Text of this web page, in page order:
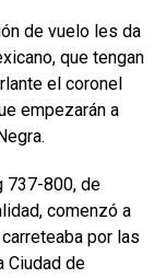
de vuelo les da
que tengan
el coronel
empezarán a
737-800, de
comenzó a
por las
Ciudad de